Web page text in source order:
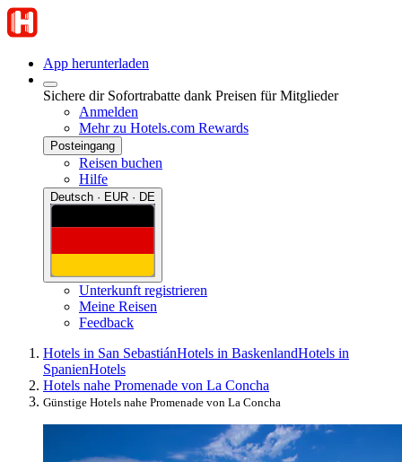
App herunterladen
Sichere dir Sofortrabatte dank Preisen für Mitglieder
Anmelden
Mehr zu Hotels.com Rewards
Posteingang
Reisen buchen
Hilfe
Deutsch · EUR · DE
Unterkunft registrieren
Meine Reisen
Feedback
Hotels in San SebastiánHotels in BaskenlandHotels in
SpanienHotels
Hotels nahe Promenade von La Concha
Günstige Hotels nahe Promenade von La Concha